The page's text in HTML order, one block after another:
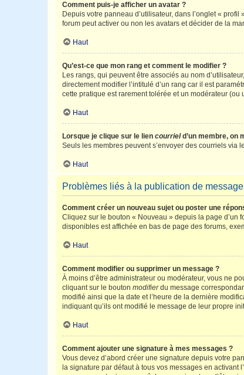
Comment puis-je afficher un avatar ?
Depuis votre panneau d’utilisateur, dans l’onglet «
forum peut activer ou non les avatars et décider de la
Haut
Qu’est-ce que mon rang et comment le modifier ?
Les rangs, qui peuvent être associés au nom
directement modifier l’intitulé d’un rang car il est
cette pratique est rarement tolérée et un modérateur
Haut
Lorsque je clique sur le lien courrield’un membre, on
Seuls les membres peuvent s’envoyer des courriels via
Haut
Problèmes liés à la publication de
Comment créer un nouveau sujet ou poster une
Cliquez sur le bouton « Nouveau » depuis la page d’un
disponibles est affichée en bas de page des forums,
Haut
Comment modifier ou supprimer un message ?
À moins d’être administrateur ou modérateur, vous ne
cliquant sur le bouton modifierdu message
modifié ainsi que la date et l’heure de la dernière
indiquant qu’ils ont modifié le message de leur propre
Haut
Comment ajouter une signature à mes messages ?
Vous devez d’abord créer une signature depuis votre
la signature par défaut à tous vos messages en